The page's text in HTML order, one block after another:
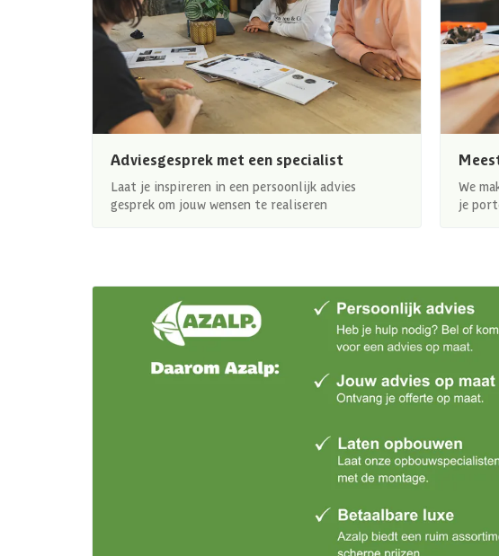
Adviesgesprek met een specialist
Laat je inspireren in een persoonlijk advies
gesprek om jouw wensen te realiseren
We
je